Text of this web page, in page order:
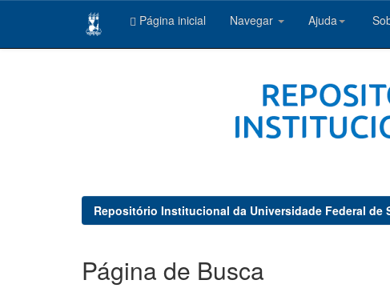
Página inicial Navegar Ajuda
Repositório Institucional da Universidade Federal de
Página de Busca